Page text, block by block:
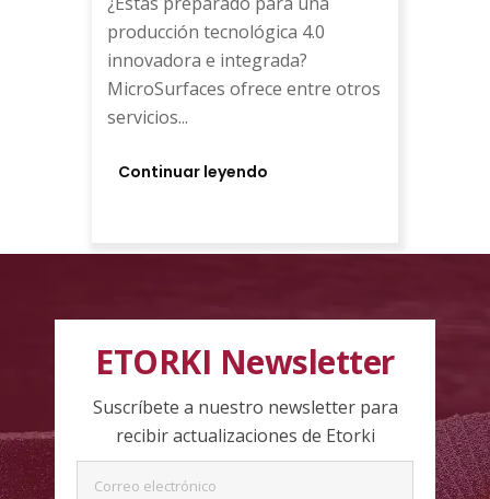
producción tecnológica 4.0
innovadora e integrada?
MicroSurfaces ofrece entre otros
servicios...
Continuar leyendo
ETORKI Newsletter
Suscríbete a nuestro newsletter para
recibir actualizaciones de Etorki